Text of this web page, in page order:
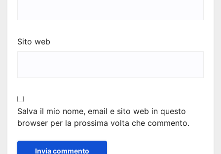
Sito web
Salva il mio nome, email e sito web in questo
browser per la prossima volta che commento.